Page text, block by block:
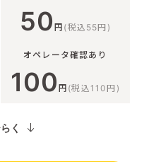
50円 (税込55円)
オペレータ確認あり
100円 (税込110円)
く